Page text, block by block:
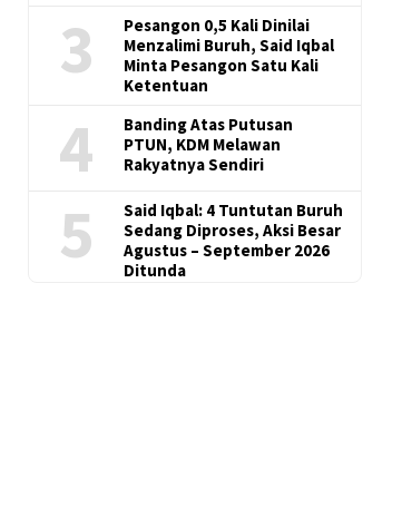
3
Pesangon 0,5 Kali Dinilai
Menzalimi Buruh, Said Iqbal
Minta Pesangon Satu Kali
Ketentuan
4
Banding Atas Putusan
PTUN, KDM Melawan
Rakyatnya Sendiri
5
Said Iqbal: 4 Tuntutan Buruh
Sedang Diproses, Aksi Besar
Agustus – September 2026
Ditunda